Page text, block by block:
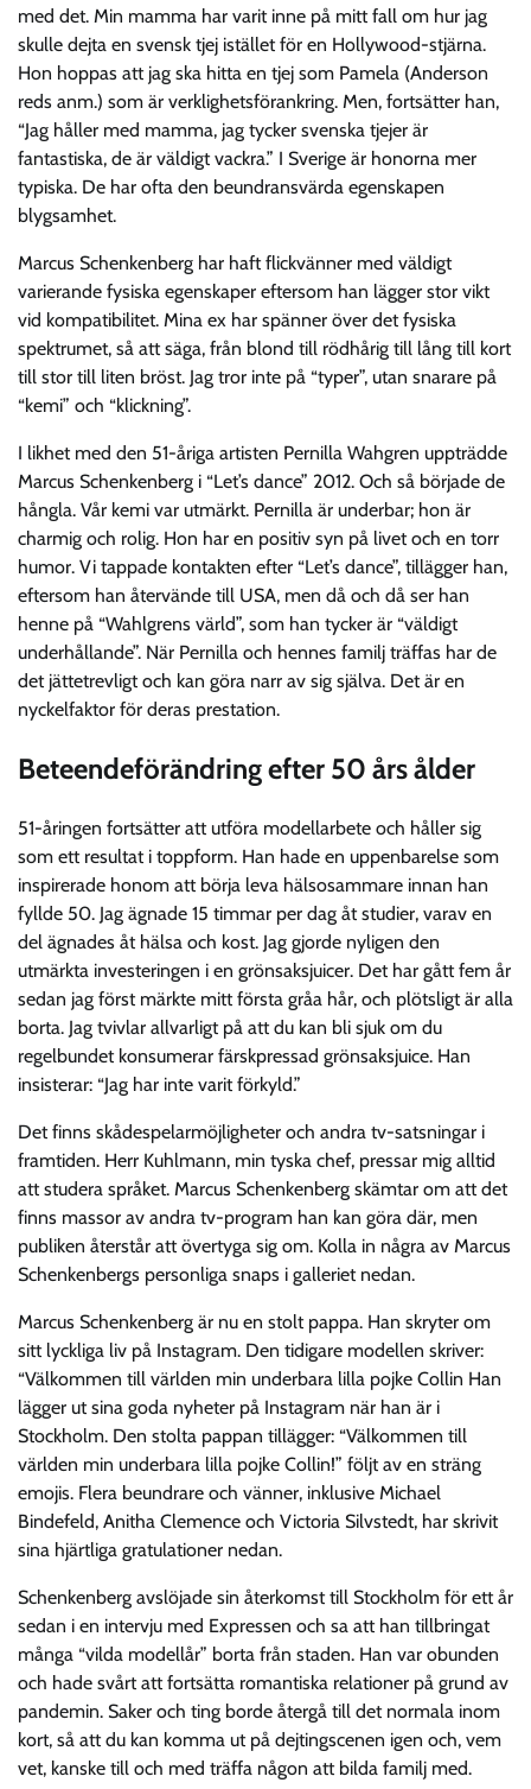
med det. Min mamma har varit inne på mitt fall om hur jag
skulle dejta en svensk tjej istället för en Hollywood-stjärna.
Hon hoppas att jag ska hitta en tjej som Pamela (Anderson
reds anm.) som är verklighetsförankring. Men, fortsätter han,
“Jag håller med mamma, jag tycker svenska tjejer är
fantastiska, de är väldigt vackra.” I Sverige är honorna mer
typiska. De har ofta den beundransvärda egenskapen
blygsamhet.
Marcus Schenkenberg har haft flickvänner med väldigt
varierande fysiska egenskaper eftersom han lägger stor vikt
vid kompatibilitet. Mina ex har spänner över det fysiska
spektrumet, så att säga, från blond till rödhårig till lång till kort
till stor till liten bröst. Jag tror inte på “typer”, utan snarare på
“kemi” och “klickning”.
I likhet med den 51-åriga artisten Pernilla Wahgren uppträdde
Marcus Schenkenberg i “Let’s dance” 2012. Och så började de
hångla. Vår kemi var utmärkt. Pernilla är underbar; hon är
charmig och rolig. Hon har en positiv syn på livet och en torr
humor. Vi tappade kontakten efter “Let’s dance”, tillägger han,
eftersom han återvände till USA, men då och då ser han
henne på “Wahlgrens värld”, som han tycker är “väldigt
underhållande”. När Pernilla och hennes familj träffas har de
det jättetrevligt och kan göra narr av sig själva. Det är en
nyckelfaktor för deras prestation.
Beteendeförändring efter 50 års ålder
51-åringen fortsätter att utföra modellarbete och håller sig
som ett resultat i toppform. Han hade en uppenbarelse som
inspirerade honom att börja leva hälsosammare innan han
fyllde 50. Jag ägnade 15 timmar per dag åt studier, varav en
del ägnades åt hälsa och kost. Jag gjorde nyligen den
utmärkta investeringen i en grönsaksjuicer. Det har gått fem år
sedan jag först märkte mitt första gråa hår, och plötsligt är alla
borta. Jag tvivlar allvarligt på att du kan bli sjuk om du
regelbundet konsumerar färskpressad grönsaksjuice. Han
insisterar: “Jag har inte varit förkyld.”
Det finns skådespelarmöjligheter och andra tv-satsningar i
framtiden. Herr Kuhlmann, min tyska chef, pressar mig alltid
att studera språket. Marcus Schenkenberg skämtar om att det
finns massor av andra tv-program han kan göra där, men
publiken återstår att övertyga sig om. Kolla in några av Marcus
Schenkenbergs personliga snaps i galleriet nedan.
Marcus Schenkenberg är nu en stolt pappa. Han skryter om
sitt lyckliga liv på Instagram. Den tidigare modellen skriver:
“Välkommen till världen min underbara lilla pojke Collin Han
lägger ut sina goda nyheter på Instagram när han är i
Stockholm. Den stolta pappan tillägger: “Välkommen till
världen min underbara lilla pojke Collin!” följt av en sträng
emojis. Flera beundrare och vänner, inklusive Michael
Bindefeld, Anitha Clemence och Victoria Silvstedt, har skrivit
sina hjärtliga gratulationer nedan.
Schenkenberg avslöjade sin återkomst till Stockholm för ett år
sedan i en intervju med Expressen och sa att han tillbringat
många “vilda modellår” borta från staden. Han var obunden
och hade svårt att fortsätta romantiska relationer på grund av
pandemin. Saker och ting borde återgå till det normala inom
kort, så att du kan komma ut på dejtingscenen igen och, vem
vet, kanske till och med träffa någon att bilda familj med.